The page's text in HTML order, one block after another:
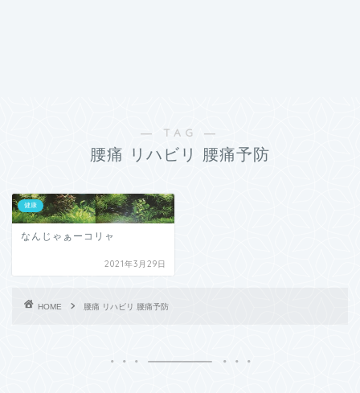
― TAG ―
腰痛 リハビリ 腰痛予防
健康
なんじゃぁーコリャ
2021年3月29日
HOME 腰痛 リハビリ 腰痛予防